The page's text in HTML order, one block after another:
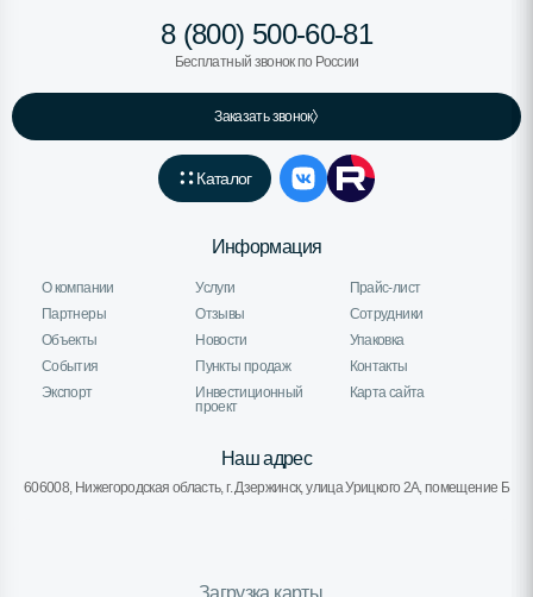
8 (800) 500-60-81
Бесплатный звонок по России
Заказать звонок
Каталог
Информация
О компании Услуги
Прайс-лист
Партнеры
Отзывы
Сотрудники
Объекты
Новости
Упаковка
События
Пункты продаж
Контакты
Экспорт
Инвестиционный
проект
Карта сайта
Наш адрес
606008, Нижегородская область, г. Дзержинск, улица Урицкого 2А, помещение Б
Загрузка карты...